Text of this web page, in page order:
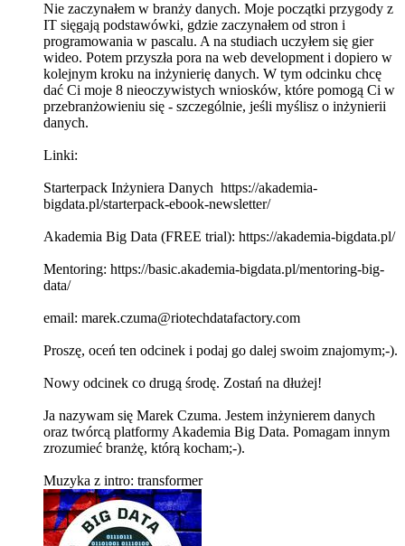
Nie zaczynałem w branży danych. Moje początki przygody z
IT sięgają podstawówki, gdzie zaczynałem od stron i
programowania w pascalu. A na studiach uczyłem się gier
wideo. Potem przyszła pora na web development i dopiero w
kolejnym kroku na inżynierię danych. W tym odcinku chcę
dać Ci moje 8 nieoczywistych wniosków, które pomogą Ci w
przebranżowieniu się - szczególnie, jeśli myślisz o inżynierii
danych.
Linki:
Starterpack Inżyniera Danych https://akademia-
bigdata.pl/starterpack-ebook-newsletter/
Akademia Big Data (FREE trial): https://akademia-bigdata.pl/
Mentoring: https://basic.akademia-bigdata.pl/mentoring-big-
data/
email: marek.czuma@riotechdatafactory.com
Proszę, oceń ten odcinek i podaj go dalej swoim znajomym;-).
Nowy odcinek co drugą środę. Zostań na dłużej!
Ja nazywam się Marek Czuma. Jestem inżynierem danych
oraz twórcą platformy Akademia Big Data. Pomagam innym
zrozumieć branżę, którą kocham;-).
Muzyka z intro: transformer